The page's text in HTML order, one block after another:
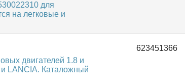
для
на легковые и
двигателей 1.8 и
LANCIA. Каталожный